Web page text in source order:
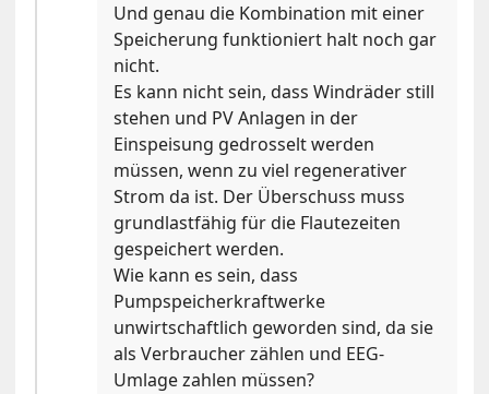
Und genau die Kombination mit einer
Speicherung funktioniert halt noch gar
nicht.
Es kann nicht sein, dass Windräder still
stehen und PV Anlagen in der
Einspeisung gedrosselt werden
müssen, wenn zu viel regenerativer
Strom da ist. Der Überschuss muss
grundlastfähig für die Flautezeiten
gespeichert werden.
Wie kann es sein, dass
Pumpspeicherkraftwerke
unwirtschaftlich geworden sind, da sie
als Verbraucher zählen und EEG-
Umlage zahlen müssen?